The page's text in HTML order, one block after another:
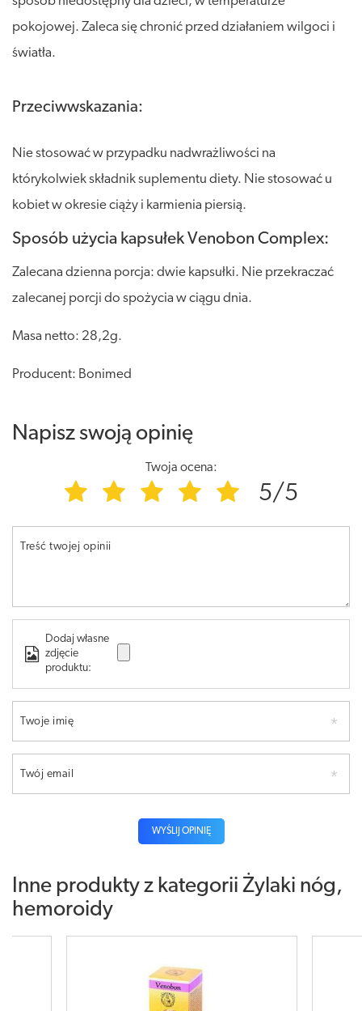
pokojowej. Zaleca się chronić przed działaniem wilgoci i
światła.
Przeciwwskazania:
Nie stosować w przypadku nadwrażliwości na
którykolwiek składnik suplementu diety. Nie stosować u
kobiet w okresie ciąży i karmienia piersią.
Sposób użycia kapsułek Venobon Complex:
Zalecana dzienna porcja: dwie kapsułki. Nie przekraczać
zalecanej porcji do spożycia w ciągu dnia.
Masa netto: 28,2g.
Producent: Bonimed
Napisz swoją opinię
Twoja ocena:
5/5
Treść twojej opinii
Dodaj własne
zdjęcie
produktu:
Twoje imię
Twój email
WYŚLIJ OPINIĘ
Inne produkty z kategorii Żylaki nóg,
hemoroidy